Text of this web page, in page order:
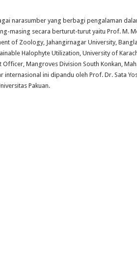
narasumber yang berbagi pengalaman
masing secara berturut-turut yaitu Prof. M.
of Zoology, Jahangirnagar University,
Halophyte Utilization, University of
Officer, Mangroves Division South Konkan,
internasional ini dipandu oleh Prof. Dr. Sata
Pakuan.